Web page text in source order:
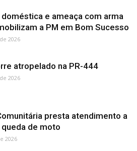
e ameaça com arma
a PM em Bom Sucesso
2026
atropelado na PR-444
2026
presta atendimento a
de moto
2026